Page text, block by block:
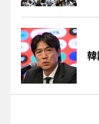
韓